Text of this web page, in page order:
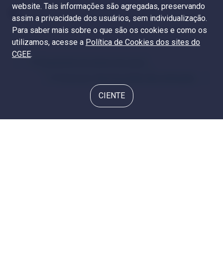
website. Tais informações são agregadas, preservando
assim a privacidade dos usuários, sem individualização.
Para saber mais sobre o que são os cookies e como os
utilizamos, acesse a Política de Cookies dos sites do
CGEE.
CIENTE